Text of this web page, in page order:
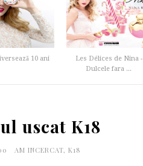
10 ani
Les Délices de Nina -
Dulcele fara ...
uscat K18
AM INCERCAT, K18